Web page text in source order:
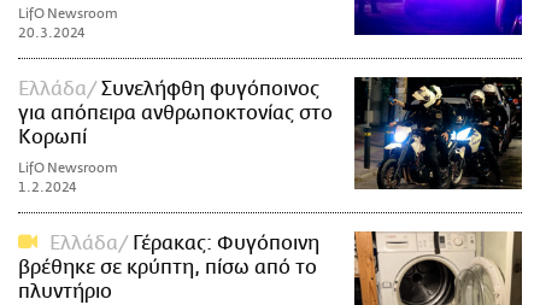
LifO Newsroom
20.3.2024
Ελλάδα
Συνελήφθη φυγόποινος
για απόπειρα ανθρωποκτονίας στο
Κορωπί
LifO Newsroom
1.2.2024
Ελλάδα
Γέρακας: Φυγόποινη
βρέθηκε σε κρύπτη, πίσω από το
πλυντήριο